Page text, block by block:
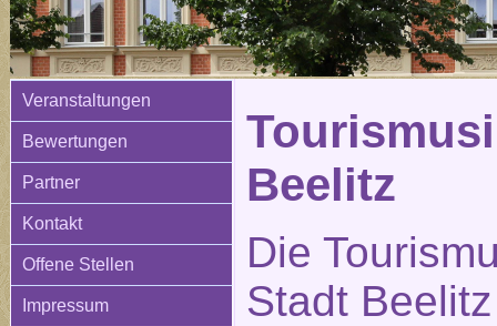
Veranstaltungen
Bewertungen
Partner
Kontakt
Offene Stellen
Impressum
Beelitz
Die
Stadt